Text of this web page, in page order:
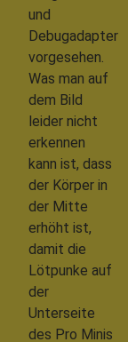
und
Debugadapter
vorgesehen.
Was man auf
dem Bild
leider nicht
erkennen
kann ist, dass
der Körper in
der Mitte
erhöht ist,
damit die
Lötpunke auf
der
Unterseite
des Pro Minis